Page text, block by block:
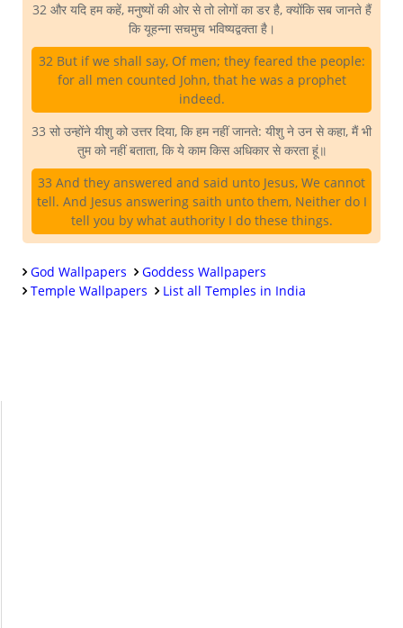
32 और यदि हम कहें, मनुष्यों की ओर से तो लोगों का डर है, क्योंकि सब जानते हैं
कि यूहन्ना सचमुच भविष्यद्वक्ता है।
32 But if we shall say, Of men; they feared the people:
for all men counted John, that he was a prophet
indeed.
33 सो उन्होंने यीशु को उत्तर दिया, कि हम नहीं जानते: यीशु ने उन से कहा, मैं भी
तुम को नहीं बताता, कि ये काम किस अधिकार से करता हूं॥
33 And they answered and said unto Jesus, We cannot
tell. And Jesus answering saith unto them, Neither do I
tell you by what authority I do these things.
God Wallpapers
Goddess Wallpapers
Temple Wallpapers
List all Temples in India